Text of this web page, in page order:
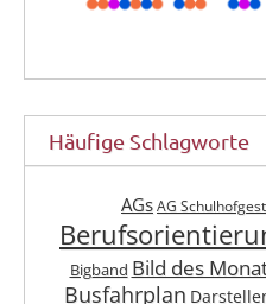
Häufige Schlagworte
AGs AG
Bigband Bild des
Busfahrplan